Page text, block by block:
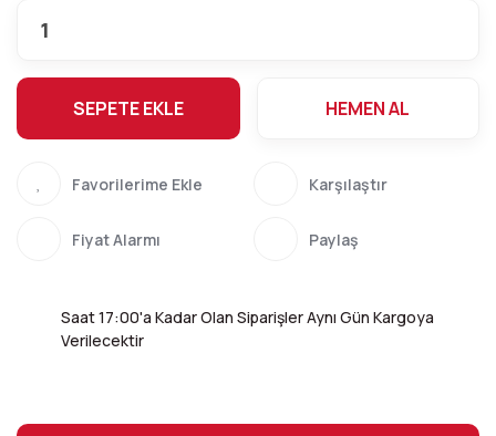
SEPETE EKLE HEMEN AL
Karşılaştır
Fiyat Alarmı Paylaş
Saat 17:00'a Kadar Olan Siparişler Aynı Gün Kargoya
Verilecektir